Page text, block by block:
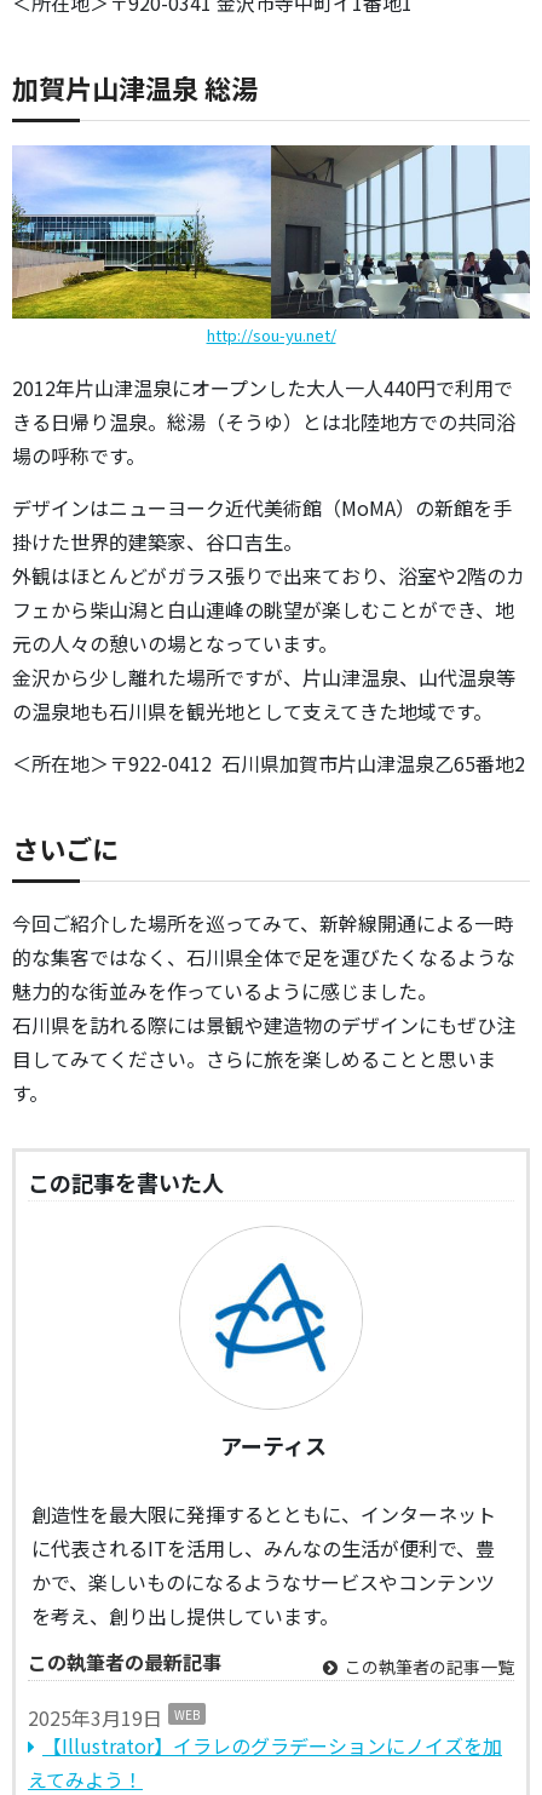
加賀片山津温泉 総湯
http://sou-yu.net/
2012年片山津温泉にオープンした大人一人440円で利用で
きる日帰り温泉。総湯（そうゆ）とは北陸地方での共同浴
場の呼称です。
デザインはニューヨーク近代美術館（MoMA）の新館を手
掛けた世界的建築家、谷口吉生。
外観はほとんどがガラス張りで出来ており、浴室や2階のカ
フェから柴山潟と白山連峰の眺望が楽しむことができ、地
元の人々の憩いの場となっています。
金沢から少し離れた場所ですが、片山津温泉、山代温泉等
の温泉地も石川県を観光地として支えてきた地域です。
＜所在地＞〒922-0412 石川県加賀市片山津温泉乙65番地2
さいごに
今回ご紹介した場所を巡ってみて、新幹線開通による一時
的な集客ではなく、石川県全体で足を運びたくなるような
魅力的な街並みを作っているように感じました。
石川県を訪れる際には景観や建造物のデザインにもぜひ注
目してみてください。さらに旅を楽しめることと思いま
す。
この記事を書いた人
アーティス
創造性を最大限に発揮するとともに、インターネット
に代表されるITを活用し、みんなの生活が便利で、豊
かで、楽しいものになるようなサービスやコンテンツ
を考え、創り出し提供しています。
この執筆者の最新記事
この執筆者の記事一覧
2025年3月19日 WEB
【Illustrator】イラレのグラデーションにノイズを加
えてみよう！